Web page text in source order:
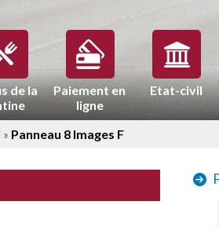
de la
Paiement en
ligne
Etat-civil
» Panneau 8 Images F